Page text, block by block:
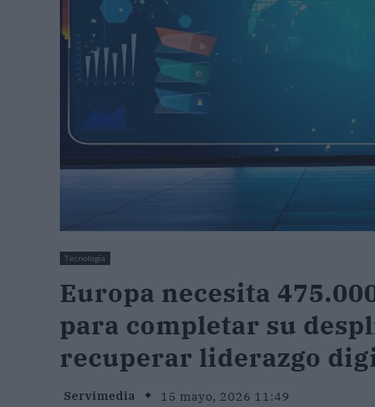
Tecnología
Europa necesita
para completar su
recuperar liderazgo
Servimedia 15 mayo, 2026 11:49